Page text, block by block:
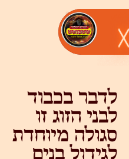
לדבר בכבוד
לבני הזוג זו
סגולה מיוחדת
לגידול בנים